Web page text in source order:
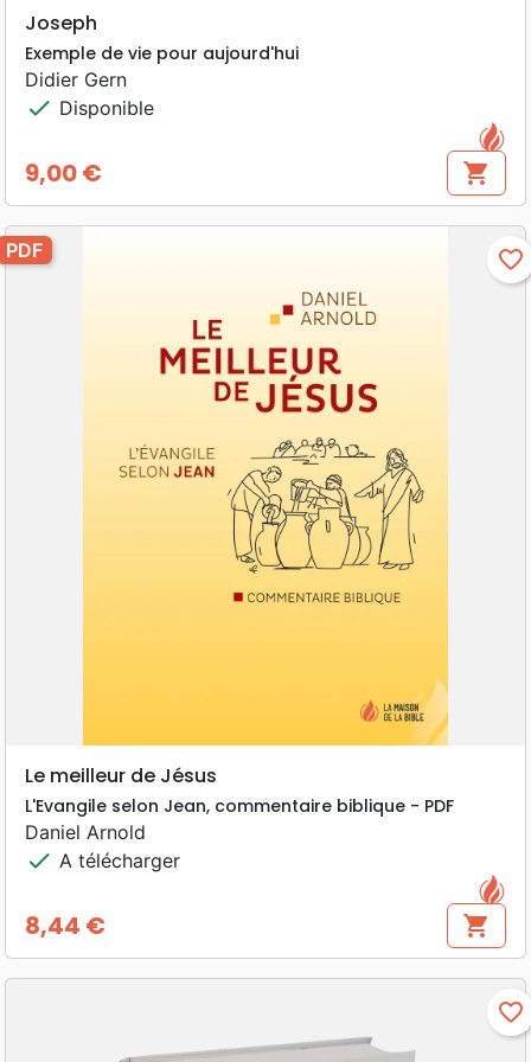
Joseph
Exemple de vie pour aujourd'hui
Didier Gern
check Disponible
Prix
9,00 € shopping_cart
PDF favorite_border
Le meilleur de Jésus
L'Evangile selon Jean, commentaire biblique - PDF
Daniel Arnold
check A télécharger
Prix
8,44 € shopping_cart
favorite_border